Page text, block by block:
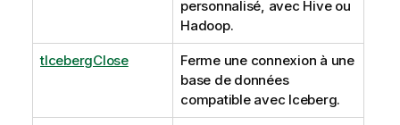
personnalisé, avec Hive ou
Hadoop.
tIcebergClose
Ferme une connexion à une
base de données
compatible avec Iceberg.